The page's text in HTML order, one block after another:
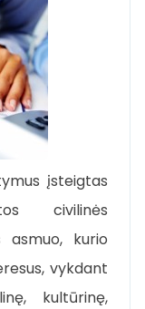
įsteigtas
civilinės
asmuo, kurio
vykdant
kultūrinę,